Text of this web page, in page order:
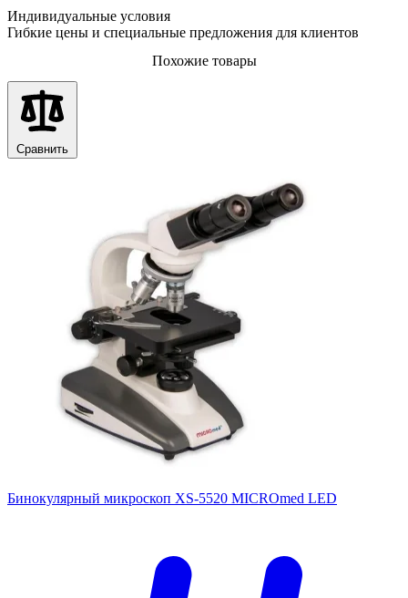
Индивидуальные условия
Гибкие цены и специальные предложения для клиентов
Похожие товары
Сравнить
Бинокулярный микроскоп XS-5520 MICROmed LED